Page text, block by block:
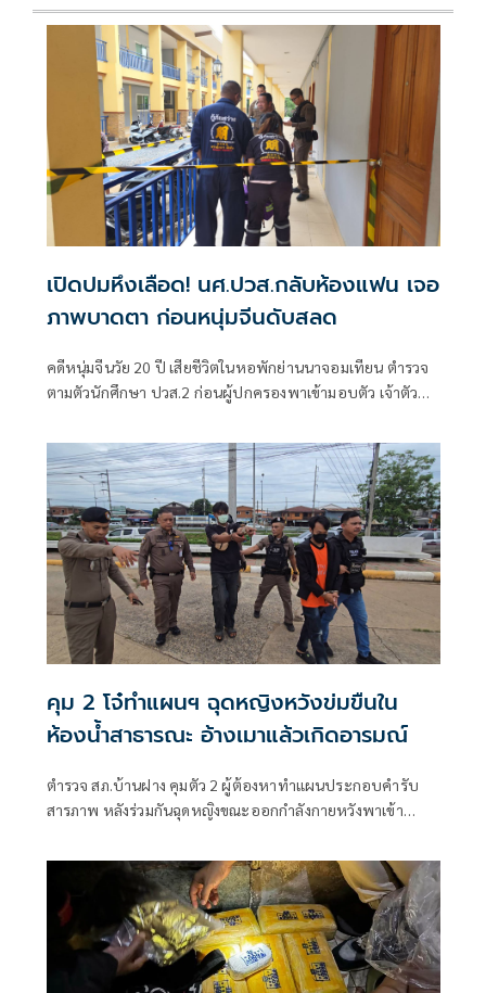
เปิดปมหึงเลือด! นศ.ปวส.กลับห้องแฟน เจอ
ภาพบาดตา ก่อนหนุ่มจีนดับสลด
คดีหนุ่มจีนวัย 20 ปี เสียชีวิตในหอพักย่านนาจอมเทียน ตำรวจ
ตามตัวนักศึกษา ปวส.2 ก่อนผู้ปกครองพาเข้ามอบตัว เจ้าตัว
คุม 2 โจ๋ทำแผนฯ ฉุดหญิงหวังข่มขืนใน
ห้องน้ำสาธารณะ อ้างเมาแล้วเกิดอารมณ์
ตำรวจ สภ.บ้านฝาง คุมตัว 2 ผู้ต้องหาทำแผนประกอบคำรับ
สารภาพ หลังร่วมกันฉุดหญิงขณะออกกำลังกายหวังพาเข้า